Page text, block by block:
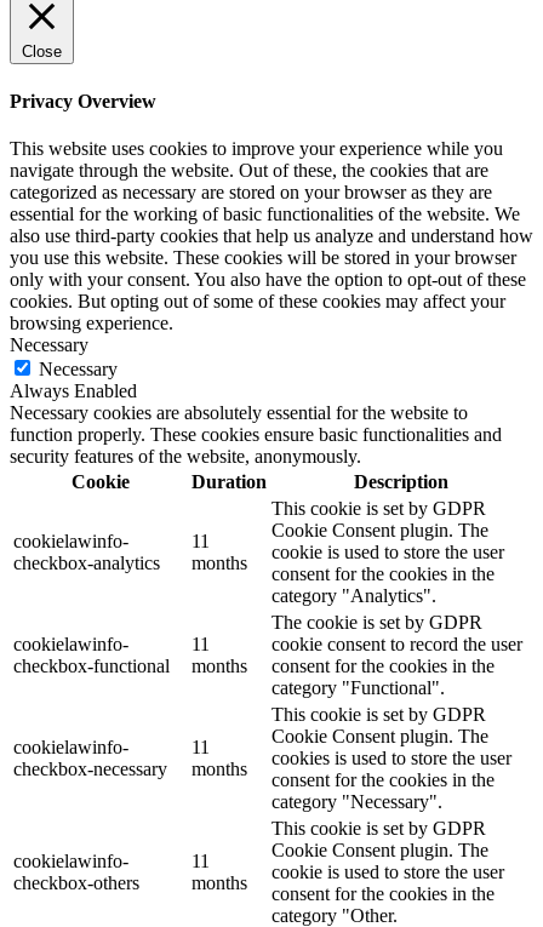
Close
Privacy Overview
This website uses cookies to improve your experience while you
navigate through the website. Out of these, the cookies that are
categorized as necessary are stored on your browser as they are
essential for the working of basic functionalities of the website. We
also use third-party cookies that help us analyze and understand how
you use this website. These cookies will be stored in your browser
only with your consent. You also have the option to opt-out of these
cookies. But opting out of some of these cookies may affect your
browsing experience.
Necessary
Necessary
Always Enabled
Necessary cookies are absolutely essential for the website to
function properly. These cookies ensure basic functionalities and
security features of the website, anonymously.
Cookie
Duration Description
cookielawinfo-
checkbox-analytics
11
months
This cookie is set by GDPR
Cookie Consent plugin. The
cookie is used to store the user
consent for the cookies in the
category "Analytics".
cookielawinfo-
checkbox-functional
11
months
The cookie is set by GDPR
cookie consent to record the user
consent for the cookies in the
category "Functional".
cookielawinfo-
checkbox-necessary
11
months
This cookie is set by GDPR
Cookie Consent plugin. The
cookies is used to store the user
consent for the cookies in the
category "Necessary".
cookielawinfo-
checkbox-others
11
months
This cookie is set by GDPR
Cookie Consent plugin. The
cookie is used to store the user
consent for the cookies in the
category "Other.